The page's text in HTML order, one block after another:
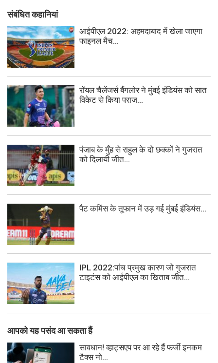
संबंधित कहानियां
आईपीएल 2022: अहमदाबाद में खेला जाएगा
फाइनल मैच...
रॉयल चैलेंजर्स बैंगलोर ने मुंबई इंडियंस को सात
विकेट से किया पराज...
पंजाब के मुँह से राहुल के दो छक्कों ने गुजरात
को दिलायी जीत...
पैट कमिंस के तूफान में उड़ गई मुंबई इंडियंस...
IPL 2022:पांच प्रमुख कारण जो गुजरात
टाइटंस को आईपीएल का खिताब जीत...
आपको यह पसंद आ सकता हैं
सावधान! व्हाट्सएप पर आ रहे हैं फर्जी इनकम
टैक्स नो...